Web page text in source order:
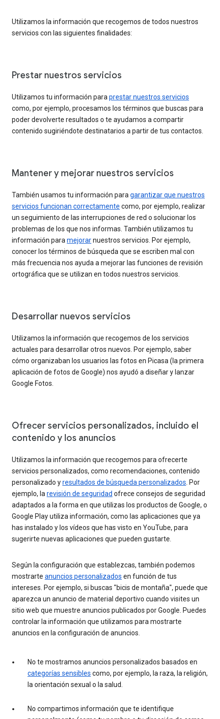
Utilizamos la información que recogemos de todos nuestros
servicios con las siguientes finalidades:
Prestar nuestros servicios
Utilizamos tu información para prestar nuestros servicios
como, por ejemplo, procesamos los términos que buscas para
poder devolverte resultados o te ayudamos a compartir
contenido sugiriéndote destinatarios a partir de tus contactos.
Mantener y mejorar nuestros servicios
También usamos tu información para garantizar que nuestros
servicios funcionan correctamente como, por ejemplo, realizar
un seguimiento de las interrupciones de red o solucionar los
problemas de los que nos informas. También utilizamos tu
información para mejorarnuestros servicios. Por ejemplo,
conocer los términos de búsqueda que se escriben mal con
más frecuencia nos ayuda a mejorar las funciones de revisión
ortográfica que se utilizan en todos nuestros servicios.
Desarrollar nuevos servicios
Utilizamos la información que recogemos de los servicios
actuales para desarrollar otros nuevos. Por ejemplo, saber
cómo organizaban los usuarios las fotos en Picasa (la primera
aplicación de fotos de Google) nos ayudó a diseñar y lanzar
Google Fotos.
Ofrecer servicios personalizados, incluido el
contenido y los anuncios
Utilizamos la información que recogemos para ofrecerte
servicios personalizados, como recomendaciones, contenido
personalizado yresultados de búsqueda personalizados . Por
ejemplo, la revisión de seguridad ofrece consejos de seguridad
adaptados a la forma en que utilizas los productos de Google, o
Google Play utiliza información, como las aplicaciones que ya
has instalado y los vídeos que has visto en YouTube, para
sugerirte nuevas aplicaciones que pueden gustarte.
Según la configuración que establezcas, también podemos
mostrarte anuncios personalizados en función de tus
intereses. Por ejemplo, si buscas "bicis de montaña", puede que
aparezca un anuncio de material deportivo cuando visites un
sitio web que muestre anuncios publicados por Google. Puedes
controlar la información que utilizamos para mostrarte
anuncios en la configuración de anuncios.
No te mostramos anuncios personalizados basados en
categorías sensibles como, por ejemplo, la raza, la religión,
la orientación sexual o la salud.
No compartimos información que te identifique